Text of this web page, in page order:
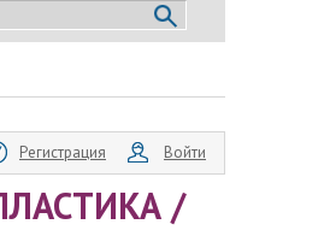
Регистрация Войти
/